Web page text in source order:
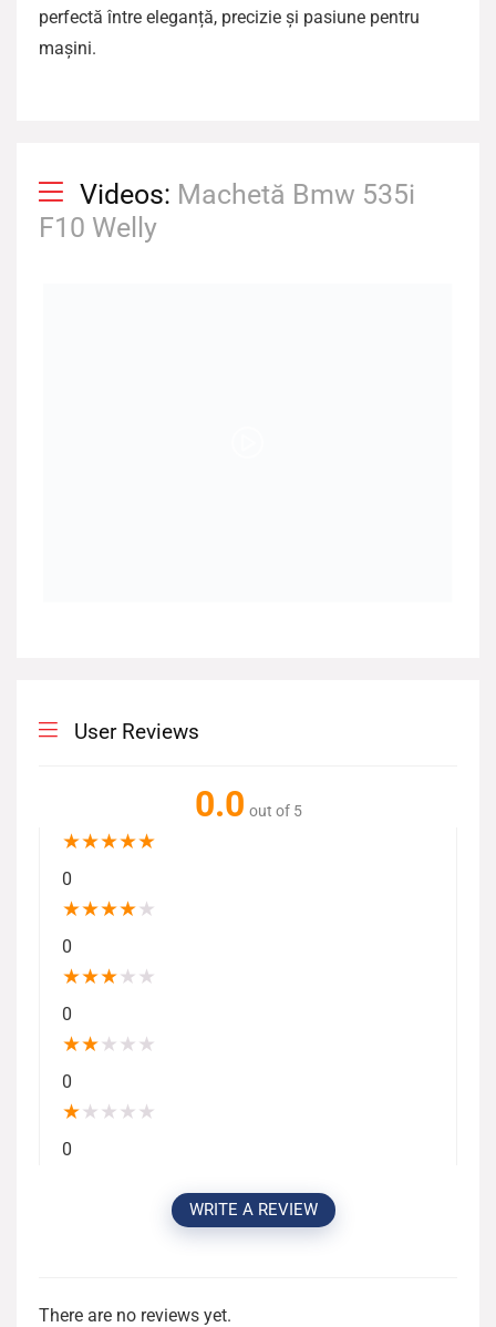
perfectă între eleganță, precizie și pasiune pentru
mașini.
Videos: Machetă Bmw 535i
F10 Welly
User Reviews
0.0 out of 5
★★★★★
0
★★★★★
0
★★★★ ★
0
★★★ ★ ★
0
★★ ★ ★ ★
0
WRITE A REVIEW
There are no reviews yet.